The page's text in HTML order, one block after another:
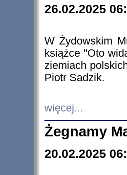
26.02.2025
W Żydowskim
książce "Oto
ziemiach
Piotr Sadzik.
więcej...
Żegnamy
20.02.2025